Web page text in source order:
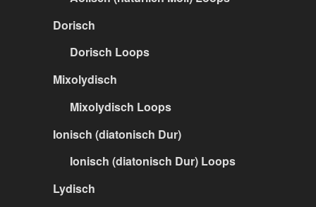
Dorisch
Dorisch Loops
Mixolydisch
Mixolydisch Loops
Ionisch (diatonisch Dur)
Ionisch (diatonisch Dur) Loops
Lydisch